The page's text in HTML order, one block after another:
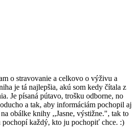
o stravovanie a celkovo o výživu a
je tá najlepšia, akú som kedy čítala z
Je písaná pútavo, trošku odborne, no
a tak, aby informáciám pochopil aj
obálke knihy ,,Jasne, výstižne.", tak to
pochopí každý, kto ju pochopiť chce. :)